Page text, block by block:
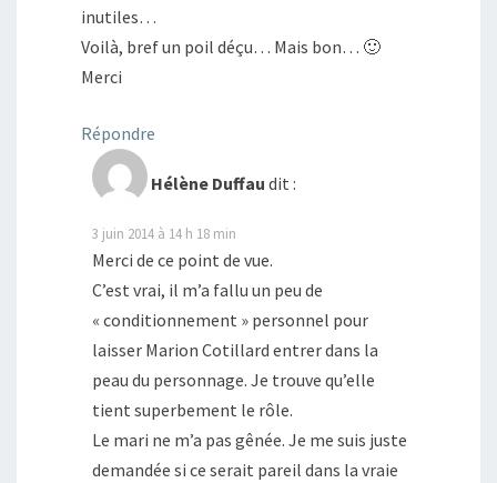
inutiles…
Voilà, bref un poil déçu… Mais bon… 🙂
Merci
Répondre
Hélène Duffau dit :
3 juin 2014 à 14 h 18 min
Merci de ce point de vue.
C’est vrai, il m’a fallu un peu de
« conditionnement » personnel pour
laisser Marion Cotillard entrer dans la
peau du personnage. Je trouve qu’elle
tient superbement le rôle.
Le mari ne m’a pas gênée. Je me suis juste
demandée si ce serait pareil dans la vraie